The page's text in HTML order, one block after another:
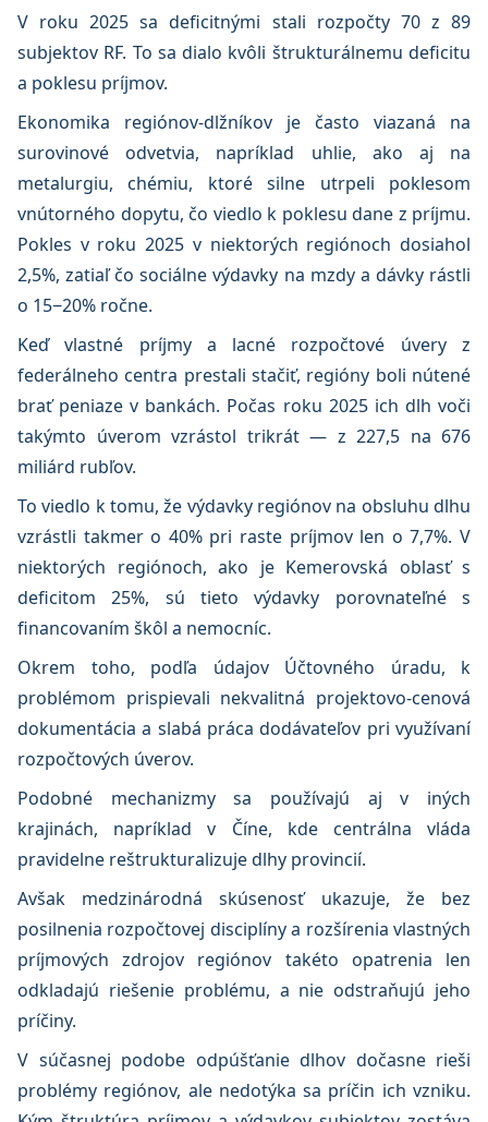
V roku 2025 sa deficitnými stali rozpočty 70 z 89
subjektov RF. To sa dialo kvôli štrukturálnemu deficitu
a poklesu príjmov.
Ekonomika regiónov-dlžníkov je často viazaná na
surovinové odvetvia, napríklad uhlie, ako aj na
metalurgiu, chémiu, ktoré silne utrpeli poklesom
vnútorného dopytu, čo viedlo k poklesu dane z príjmu.
Pokles v roku 2025 v niektorých regiónoch dosiahol
2,5%, zatiaľ čo sociálne výdavky na mzdy a dávky rástli
o 15−20% ročne.
Keď vlastné príjmy a lacné rozpočtové úvery z
federálneho centra prestali stačiť, regióny boli nútené
brať peniaze v bankách. Počas roku 2025 ich dlh voči
takýmto úverom vzrástol trikrát — z 227,5 na 676
miliárd rubľov.
To viedlo k tomu, že výdavky regiónov na obsluhu dlhu
vzrástli takmer o 40% pri raste príjmov len o 7,7%. V
niektorých regiónoch, ako je Kemerovská oblasť s
deficitom 25%, sú tieto výdavky porovnateľné s
financovaním škôl a nemocníc.
Okrem toho, podľa údajov Účtovného úradu, k
problémom prispievali nekvalitná projektovo-cenová
dokumentácia a slabá práca dodávateľov pri využívaní
rozpočtových úverov.
Podobné mechanizmy sa používajú aj v iných
krajinách, napríklad v Číne, kde centrálna vláda
pravidelne reštrukturalizuje dlhy provincií.
Avšak medzinárodná skúsenosť ukazuje, že bez
posilnenia rozpočtovej disciplíny a rozšírenia vlastných
príjmových zdrojov regiónov takéto opatrenia len
odkladajú riešenie problému, a nie odstraňujú jeho
príčiny.
V súčasnej podobe odpúšťanie dlhov dočasne rieši
problémy regiónov, ale nedotýka sa príčin ich vzniku.